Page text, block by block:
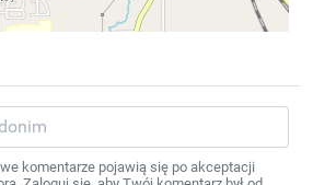
komentarze pojawią się po akceptacji